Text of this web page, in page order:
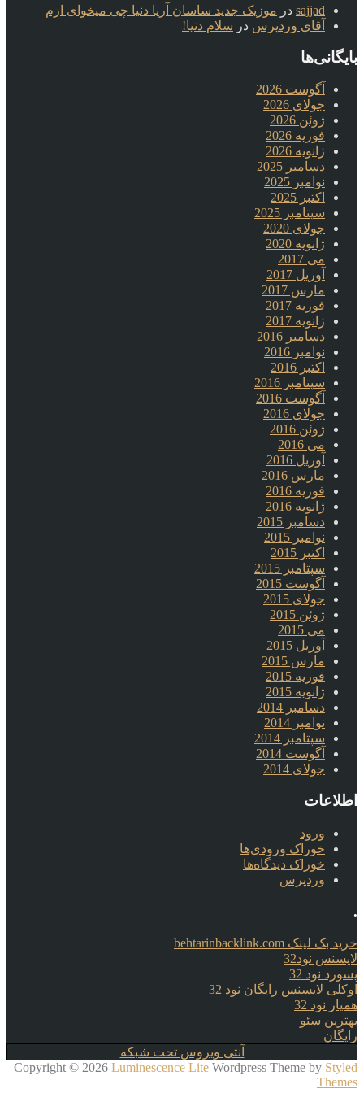
sajjad در موزیک جدید ساسان آریا دنیا چی میخوای ازم
آقای وردپرس در سلام دنیا!
بایگانی‌ها
آگوست 2026
جولای 2026
ژوئن 2026
فوریه 2026
ژانویه 2026
دسامبر 2025
نوامبر 2025
اکتبر 2025
سپتامبر 2025
جولای 2020
ژانویه 2020
می 2017
آوریل 2017
مارس 2017
فوریه 2017
ژانویه 2017
دسامبر 2016
نوامبر 2016
اکتبر 2016
سپتامبر 2016
آگوست 2016
جولای 2016
ژوئن 2016
می 2016
آوریل 2016
مارس 2016
فوریه 2016
ژانویه 2016
دسامبر 2015
نوامبر 2015
اکتبر 2015
سپتامبر 2015
آگوست 2015
جولای 2015
ژوئن 2015
می 2015
آوریل 2015
مارس 2015
فوریه 2015
ژانویه 2015
دسامبر 2014
نوامبر 2014
سپتامبر 2014
آگوست 2014
جولای 2014
اطلاعات
ورود
خوراک ورودی‌ها
خوراک دیدگاه‌ها
وردپرس
.
خرید بک لینک behtarinbacklink.com
لایسنس نود32
پسورد نود 32
اوکلی لایسنس رایگان نود 32
همیار نود 32
بهترین سئو
رایگان
آنتی ویروس تحت شبکه
Copyright © 2026 Luminescence Lite Wordpress Theme by Styled
Themes